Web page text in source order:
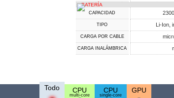
BATERÍA
CAPACIDAD
TIPO Li-Ion,
CARGA POR CABLE
CARGA INALÁMBRICA
Todo CPU
multi-core
CPU
single-core
GPU